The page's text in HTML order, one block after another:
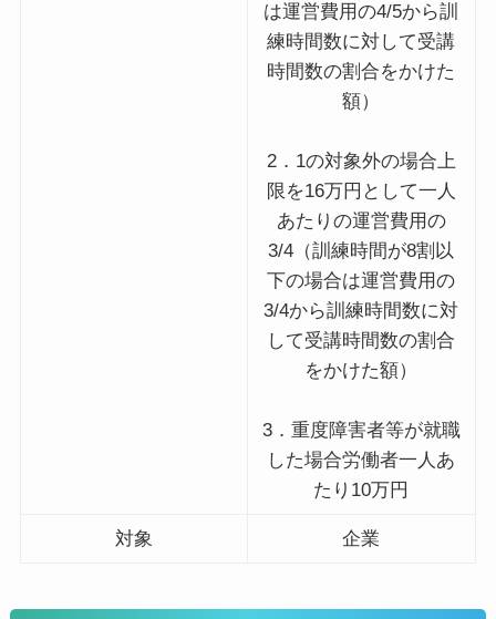
は運営費用の4/5から訓
練時間数に対して受講
時間数の割合をかけた
額）
2．1の対象外の場合上
限を16万円として一人
あたりの運営費用の
3/4（訓練時間が8割以
下の場合は運営費用の
3/4から訓練時間数に対
して受講時間数の割合
をかけた額）
3．重度障害者等が就職
した場合労働者一人あ
たり10万円
対象 企業